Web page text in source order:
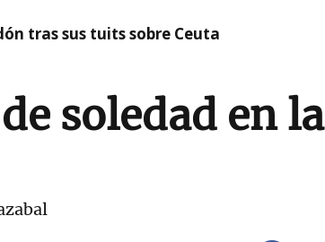
tras sus tuits sobre Ceuta
soledad en la